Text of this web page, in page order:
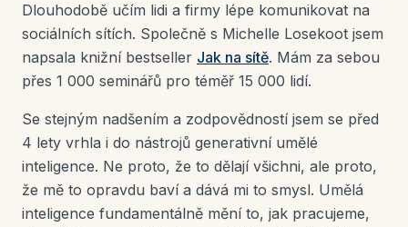
Dlouhodobě učím lidi a firmy lépe komunikovat na
sociálních sítích. Společně s Michelle Losekoot jsem
napsala knižní bestseller Jak na sítě. Mám za sebou
přes 1 000 seminářů pro téměř 15 000 lidí.
Se stejným nadšením a zodpovědností jsem se před
4 lety vrhla i do nástrojů generativní umělé
inteligence. Ne proto, že to dělají všichni, ale proto,
že mě to opravdu baví a dává mi to smysl. Umělá
inteligence fundamentálně mění to, jak pracujeme,